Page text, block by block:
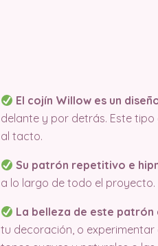
El cojín Willow es un
delante y por detrás. Este
al tacto.
Su patrón repetitivo e
a lo largo de todo el proyecto.
La belleza de este patrón
tu decoración, o